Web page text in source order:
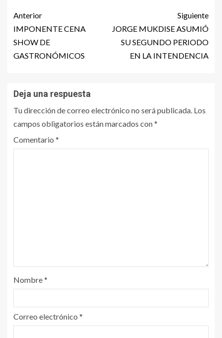
Anterior
IMPONENTE CENA
SHOW DE
GASTRONÓMICOS
Siguiente
JORGE MUKDISE ASUMIÓ
SU SEGUNDO PERIODO
EN LA INTENDENCIA
Deja una respuesta
Tu dirección de correo electrónico no será publicada. Los
campos obligatorios están marcados con*
Comentario *
Nombre*
Correo electrónico *